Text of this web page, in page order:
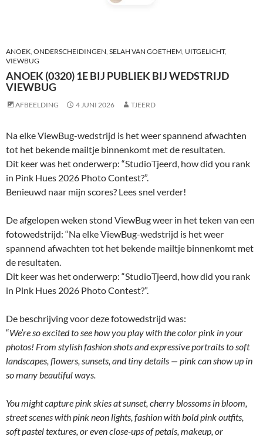
ANOEK, ONDERSCHEIDINGEN, SELAH VAN GOETHEM, UITGELICHT,
VIEWBUG
ANOEK (0320) 1E BIJ PUBLIEK BIJ WEDSTRIJD
VIEWBUG
AFBEELDING 4 JUNI 2026 TJEERD
Na elke ViewBug-wedstrijd is het weer spannend afwachten
tot het bekende mailtje binnenkomt met de resultaten.
Dit keer was het onderwerp: “StudioTjeerd, how did you rank
in Pink Hues 2026 Photo Contest?”.
Benieuwd naar mijn scores? Lees snel verder!
De afgelopen weken stond ViewBug weer in het teken van een
fotowedstrijd: “Na elke ViewBug-wedstrijd is het weer
spannend afwachten tot het bekende mailtje binnenkomt met
de resultaten.
Dit keer was het onderwerp: “StudioTjeerd, how did you rank
in Pink Hues 2026 Photo Contest?”.
De beschrijving voor deze fotowedstrijd was:
“We’re so excited to see how you play with the color pink in your
photos! From stylish fashion shots and expressive portraits to soft
landscapes, flowers, sunsets, and tiny details — pink can show up in
so many beautiful ways.
You might capture pink skies at sunset, cherry blossoms in bloom,
street scenes with pink neon lights, fashion with bold pink outfits,
soft pastel textures, or even close-ups of petals, makeup, or